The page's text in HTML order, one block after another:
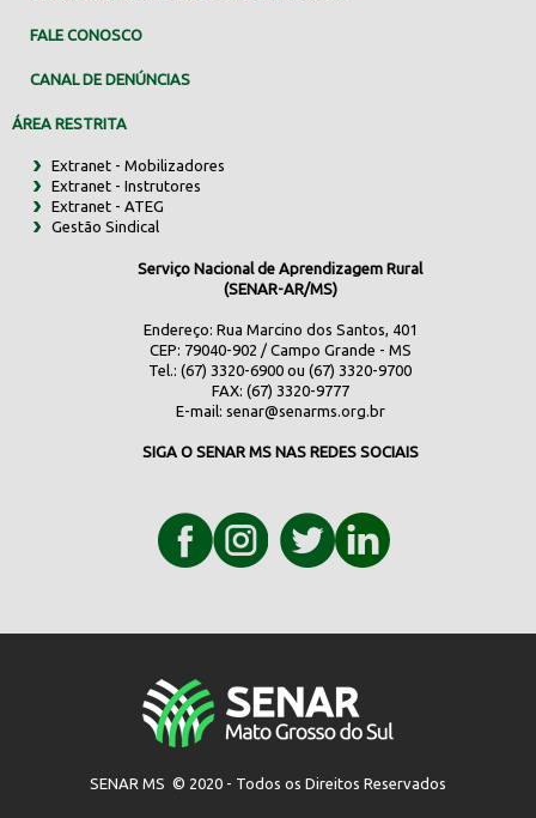
FALE CONOSCO
CANAL DE DENÚNCIAS
ÁREA RESTRITA
Extranet - Mobilizadores
Extranet - Instrutores
Extranet - ATEG
Gestão Sindical
Serviço Nacional de Aprendizagem Rural
(SENAR-AR/MS)
Endereço: Rua Marcino dos Santos, 401
CEP: 79040-902 / Campo Grande - MS
Tel.: (67) 3320-6900 ou (67) 3320-9700
FAX: (67) 3320-9777
E-mail: senar@senarms.org.br
SIGA O SENAR MS NAS REDES SOCIAIS
SENAR MS © 2020 - Todos os Direitos Reservados